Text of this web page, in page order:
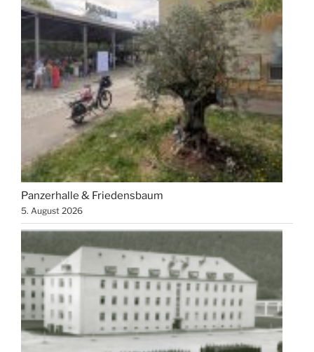
Panzerhalle & Friedensbaum
5. August 2026